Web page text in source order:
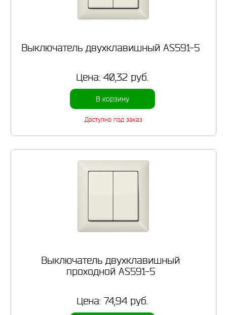
Выключатель двухклавишный AS591-5
Цена: 40,32 руб.
В корзину
Доступно под заказ
Выключатель двухклавишный
проходной AS591-5
Цена: 74,94 руб.